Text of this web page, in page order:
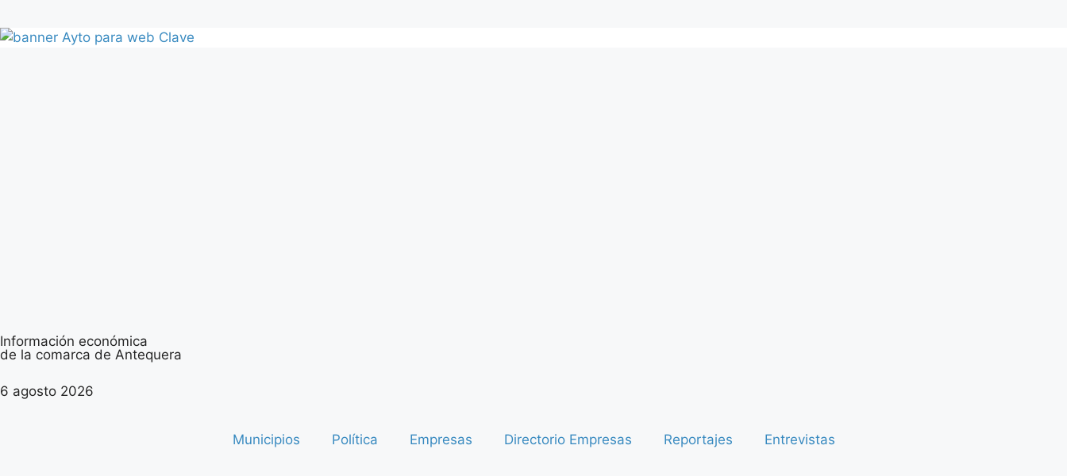
Información económica
de la comarca de Antequera
6 agosto 2026
Municipios Política Empresas Directorio Empresas Reportajes Entrevistas